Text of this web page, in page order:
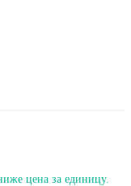
цена за единицу.